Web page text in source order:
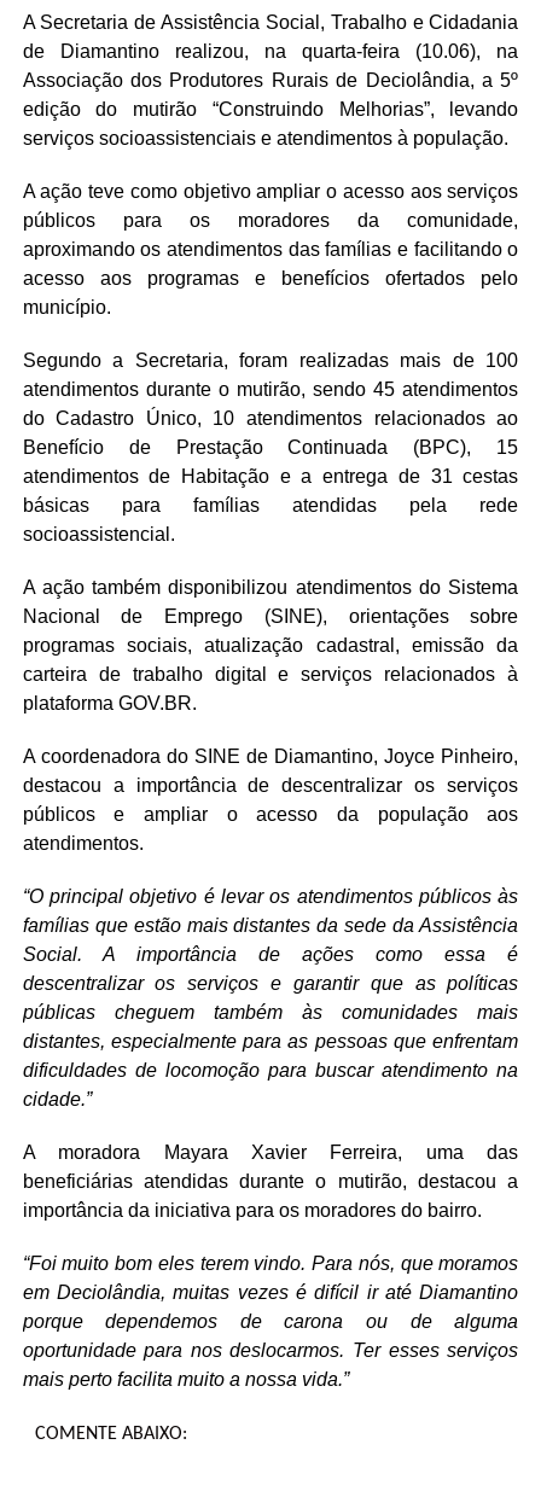
A Secretaria de Assistência Social, Trabalho e Cidadania
de Diamantino realizou, na quarta-feira (10.06), na
Associação dos Produtores Rurais de Deciolândia, a 5º
edição do mutirão “Construindo Melhorias”, levando
serviços socioassistenciais e atendimentos à população.
A ação teve como objetivo ampliar o acesso aos serviços
públicos para os moradores da comunidade,
aproximando os atendimentos das famílias e facilitando o
acesso aos programas e benefícios ofertados pelo
município.
Segundo a Secretaria, foram realizadas mais de 100
atendimentos durante o mutirão, sendo 45 atendimentos
do Cadastro Único, 10 atendimentos relacionados ao
Benefício de Prestação Continuada (BPC), 15
atendimentos de Habitação e a entrega de 31 cestas
básicas para famílias atendidas pela rede
socioassistencial.
A ação também disponibilizou atendimentos do Sistema
Nacional de Emprego (SINE), orientações sobre
programas sociais, atualização cadastral, emissão da
carteira de trabalho digital e serviços relacionados à
plataforma GOV.BR.
A coordenadora do SINE de Diamantino, Joyce Pinheiro,
destacou a importância de descentralizar os serviços
públicos e ampliar o acesso da população aos
atendimentos.
“O principal objetivo é levar os atendimentos públicos às
famílias que estão mais distantes da sede da Assistência
Social. A importância de ações como essa é
descentralizar os serviços e garantir que as políticas
públicas cheguem também às comunidades mais
distantes, especialmente para as pessoas que enfrentam
dificuldades de locomoção para buscar atendimento na
cidade.”
A moradora Mayara Xavier Ferreira, uma das
beneficiárias atendidas durante o mutirão, destacou a
importância da iniciativa para os moradores do bairro.
“Foi muito bom eles terem vindo. Para nós, que moramos
em Deciolândia, muitas vezes é difícil ir até Diamantino
porque dependemos de carona ou de alguma
oportunidade para nos deslocarmos. Ter esses serviços
mais perto facilita muito a nossa vida.”
COMENTE ABAIXO: